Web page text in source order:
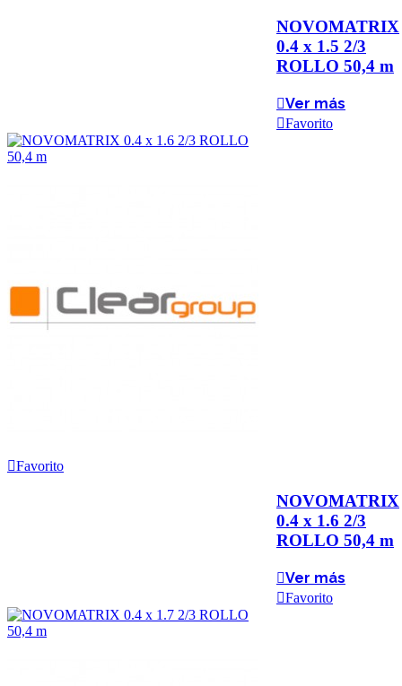
NOVOMATRIX
0.4 x 1.5 2/3
ROLLO 50,4 m
Ver más
Favorito
Favorito
NOVOMATRIX
0.4 x 1.6 2/3
ROLLO 50,4 m
Ver más
Favorito